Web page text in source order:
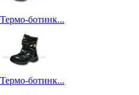
Термо-ботинк...
Термо-ботинк...